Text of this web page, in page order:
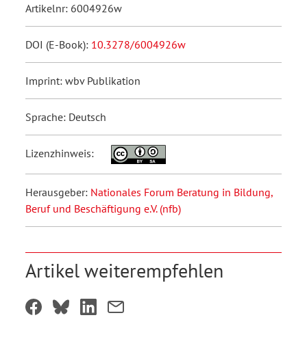
Artikelnr: 6004926w
DOI (E-Book): 10.3278/6004926w
Imprint: wbv Publikation
Sprache: Deutsch
Lizenzhinweis:
Herausgeber: Nationales Forum Beratung in Bildung,
Beruf und Beschäftigung e.V. (nfb)
Artikel weiterempfehlen